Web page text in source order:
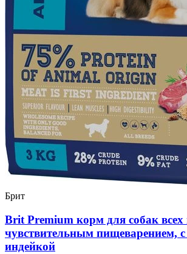
Брит
Brit Premium корм для собак всех
чувствительным пищеварением,
индейкой